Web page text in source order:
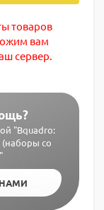
товаров
вам
сервер.
"Bquadro:
со
НАМИ